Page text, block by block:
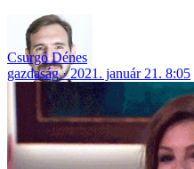
Csurgó Dénes
gazdaság
2021. január 21. 8:05